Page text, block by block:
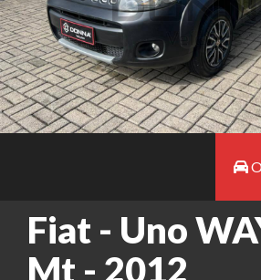
Fiat - Uno
Mt - 2012